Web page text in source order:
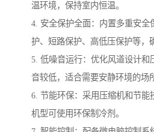
温环境，保持室内恒温。
4. 安全保护全面：内置多重安全
护、短路保护、高低压保护等，
5. 低噪音运行：优化风道设计和
音较低，适合需要安静环境的场
6. 节能环保：采用压缩机和节能
机型可使用环保制冷剂。